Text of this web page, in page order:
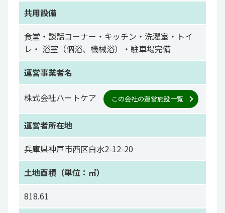
共用設備
食堂・談話コーナー・キッチン・洗濯室・トイ
レ・ 浴室（個浴、機械浴）・駐車場完備
運営事業者名
株式会社ハートケア この会社の運営施設一覧
運営者所在地
兵庫県神戸市西区白水2-12-20
土地面積（単位：㎡）
818.61